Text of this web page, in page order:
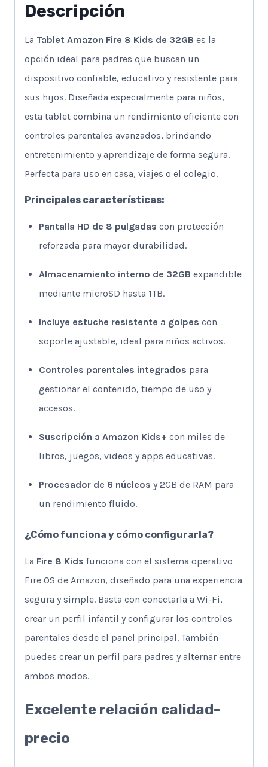
Descripción
La Tablet Amazon Fire 8 Kids de 32GB es la
opción ideal para padres que buscan un
dispositivo confiable, educativo y resistente para
sus hijos. Diseñada especialmente para niños,
esta tablet combina un rendimiento eficiente con
controles parentales avanzados, brindando
entretenimiento y aprendizaje de forma segura.
Perfecta para uso en casa, viajes o el colegio.
Principales características:
Pantalla HD de 8 pulgadas con protección
reforzada para mayor durabilidad.
Almacenamiento interno de 32GB expandible
mediante microSD hasta 1TB.
Incluye estuche resistente a golpes con
soporte ajustable, ideal para niños activos.
Controles parentales integrados para
gestionar el contenido, tiempo de uso y
accesos.
Suscripción a Amazon Kids+ con miles de
libros, juegos, videos y apps educativas.
Procesador de 6 núcleos y 2GB de RAM para
un rendimiento fluido.
¿Cómo funciona y cómo configurarla?
La Fire 8 Kids funciona con el sistema operativo
Fire OS de Amazon, diseñado para una experiencia
segura y simple. Basta con conectarla a Wi-Fi,
crear un perfil infantil y configurar los controles
parentales desde el panel principal. También
puedes crear un perfil para padres y alternar entre
ambos modos.
Excelente relación calidad-
precio